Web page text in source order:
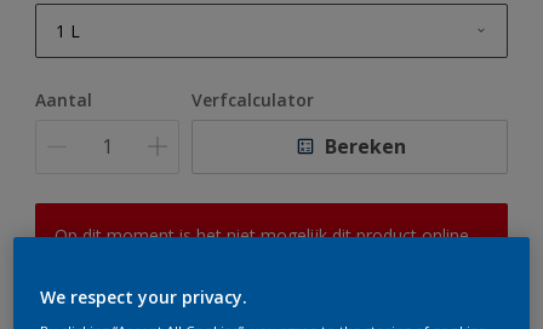
1 L
10 L
Aantal Verfcalculator
Bereken
Op dit moment is het niet mogelijk dit product online
er hard aan om de voorraad aan te vullen.
We respect your privacy.